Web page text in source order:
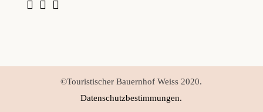
©Touristischer Bauernhof Weiss 2020.
Datenschutzbestimmungen.